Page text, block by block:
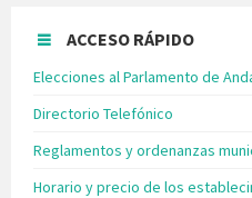
ACCESO RÁPIDO
Elecciones al Parlamento de
Directorio Telefónico
Reglamentos y ordenanzas
Horario y precio de los